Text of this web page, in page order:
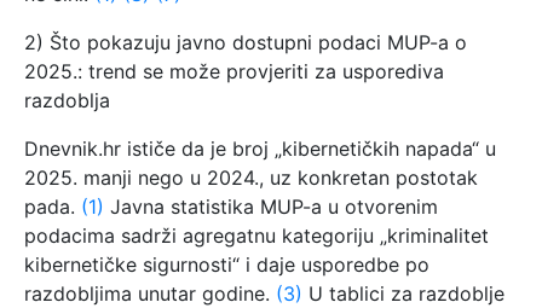
2) Što pokazuju javno dostupni podaci MUP-a o
2025.: trend se može provjeriti za usporediva
razdoblja
Dnevnik.hr ističe da je broj „kibernetičkih napada“ u
2025. manji nego u 2024., uz konkretan postotak
pada. (1) Javna statistika MUP-a u otvorenim
podacima sadrži agregatnu kategoriju „kriminalitet
kibernetičke sigurnosti“ i daje usporedbe po
razdobljima unutar godine. (3) U tablici za razdoblje